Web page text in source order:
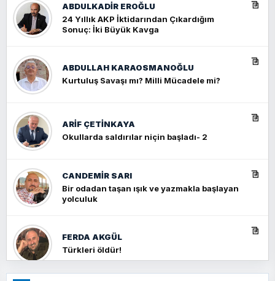
ABDULKADIR EROĞLU
24 Yıllık AKP İktidarından Çıkardığım
Sonuç: İki Büyük Kavga
ABDULLAH KARAOSMANOĞLU
Kurtuluş Savaşı mı? Milli Mücadele mi?
ARIF ÇETİNKAYA
Okullarda saldırılar niçin başladı- 2
CANDEMIR SARI
Bir odadan taşan ışık ve yazmakla başlayan
yolculuk
FERDA AKGÜL
Türkleri öldür!